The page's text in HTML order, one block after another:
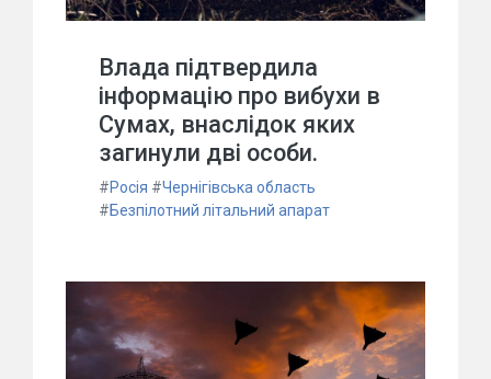
Влада підтвердила
інформацію про вибухи в
Сумах, внаслідок яких
загинули дві особи.
#Росія #Чернігівська область
#Безпілотний літальний апарат